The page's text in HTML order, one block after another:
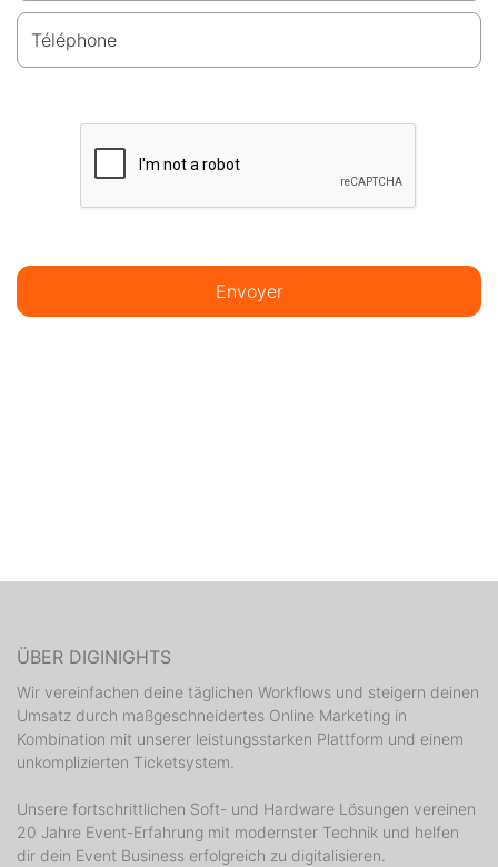
Téléphone
Envoyer
ÜBER DIGINIGHTS
Wir vereinfachen deine täglichen Workflows und steigern deinen
Umsatz durch maßgeschneidertes Online Marketing in
Kombination mit unserer leistungsstarken Plattform und einem
unkomplizierten Ticketsystem.
Unsere fortschrittlichen Soft- und Hardware Lösungen vereinen
20 Jahre Event-Erfahrung mit modernster Technik und helfen
dir dein Event Business erfolgreich zu digitalisieren.